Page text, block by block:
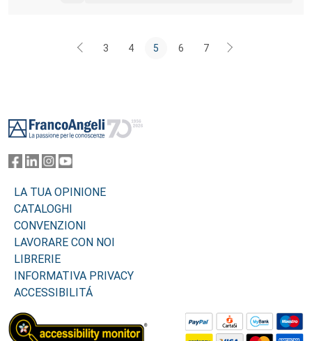
3 4 5 6 7
LA TUA OPINIONE
CATALOGHI
CONVENZIONI
LAVORARE CON NOI
LIBRERIE
INFORMATIVA PRIVACY
ACCESSIBILITÁ